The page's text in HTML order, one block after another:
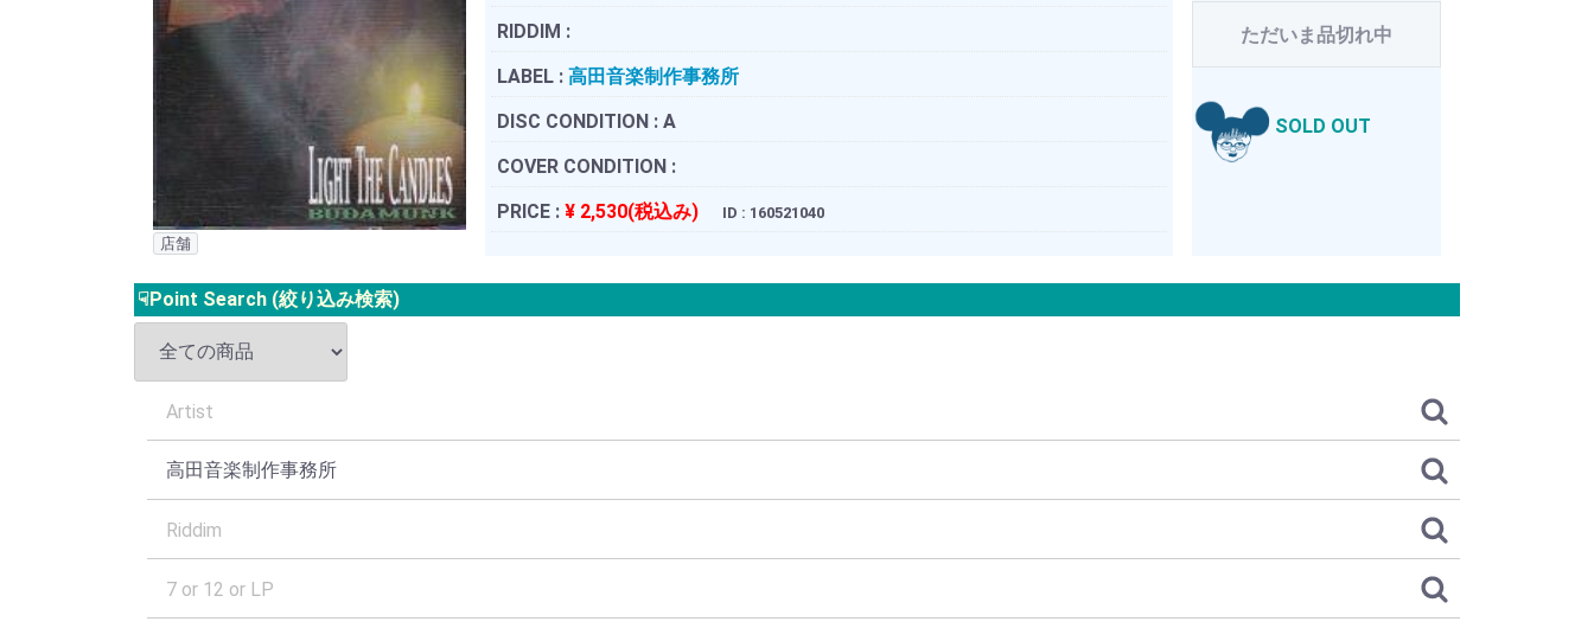
店舗
RIDDIM :
LABEL : 高田音楽制作事務所
DISC CONDITION : A
COVER CONDITION :
PRICE : ¥ 2,530(税込み) ID : 160521040
ただいま品切れ中
SOLD OUT
☟Point Search (絞り込み検索)